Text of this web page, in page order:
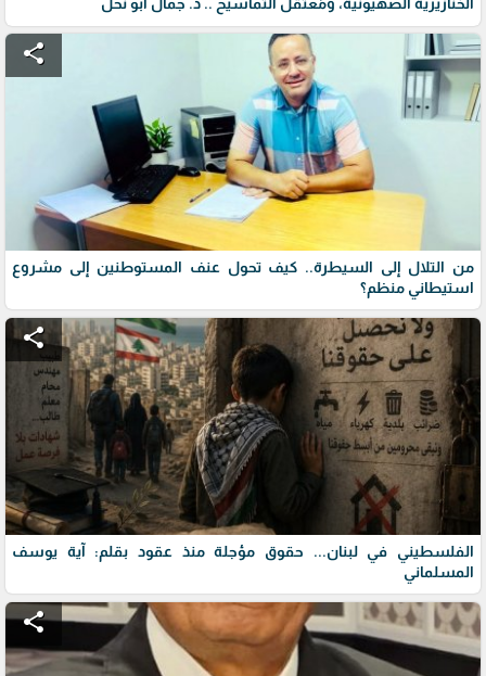
الخنازيرية الصهيونية، ومُعتقل التماسيح .. د. جمال أبو نحل
share
من التلال إلى السيطرة.. كيف تحول عنف المستوطنين إلى مشروع
استيطاني منظم؟
share
الفلسطيني في لبنان... حقوق مؤجلة منذ عقود بقلم: آية يوسف
المسلماني
share